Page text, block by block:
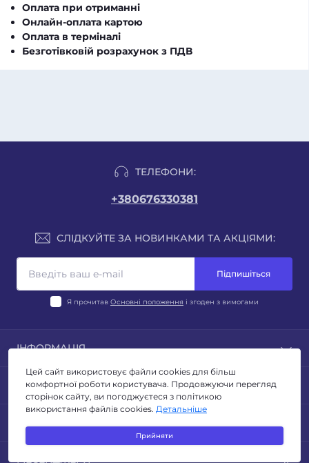
Оплата при отриманні
Онлайн-оплата картою
Оплата в терміналі
Безготівковій розрахунок з ПДВ
ТЕЛЕФОНИ:
+380676330381
СЛІДКУЙТЕ ЗА НОВИНКАМИ ТА АКЦІЯМИ:
Підпишіться
Я прочитав Основні положення і згоден з вимогами
ІНФОРМАЦІЯ
Блог
Відгуки
Умови повернення
Політика конфиденційності
Публічна оферта
ПОПУЛЯРНЕ
ЛІХТАРІ
ТУРИЗМ ТА КЕМПІНГ
ОСВІТЛЕННЯ
Адреса для листів: м. Київ, бульвар Миколи Руденка
МЕСЕНДЖЕРИ
Цей сайт використовує файли cookies для більш
комфортної роботи користувача. Продовжуючи перегляд
сторінок сайту, ви погоджуєтеся з політикою
використання файлів cookies. Детальніше
Прийняти